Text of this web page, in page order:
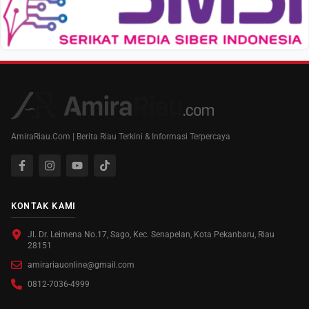
AmiraRiau.Com | Berita Riau Terkini & Informasi Terpercaya
KONTAK KAMI
Jl. Dr. Leimena No.17, Sago, Kec. Senapelan, Kota Pekanbaru, Riau
28151
amirariauonline@gmail.com
0812-7036-4999